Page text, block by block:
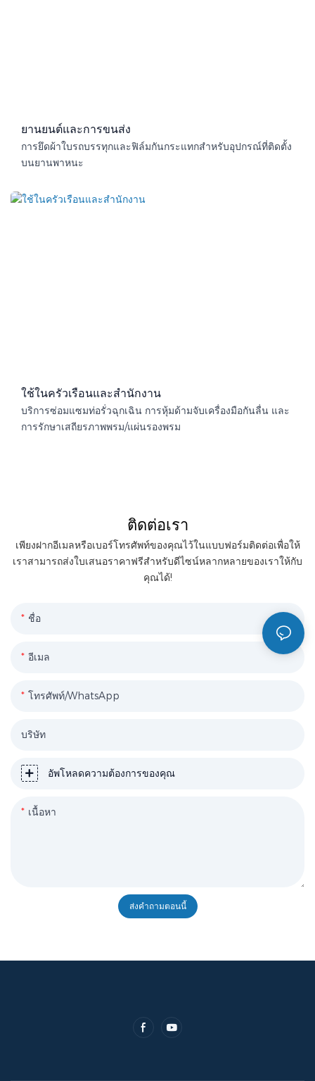
ยานยนต์และการขนส่ง​
การยึดผ้าใบรถบรรทุกและฟิล์มกันกระแทกสำหรับอุปกรณ์ที่ติดตั้ง
บนยานพาหนะ
ใช้ในครัวเรือนและสำนักงาน​
บริการซ่อมแซมท่อรั่วฉุกเฉิน การหุ้มด้ามจับเครื่องมือกันลื่น และ
การรักษาเสถียรภาพพรม/แผ่นรองพรม
ติดต่อเรา
เพียงฝากอีเมลหรือเบอร์โทรศัพท์ของคุณไว้ในแบบฟอร์มติดต่อเพื่อให้
เราสามารถส่งใบเสนอราคาฟรีสำหรับดีไซน์หลากหลายของเราให้กับ
คุณได้!
ชื่อ
อีเมล
โทรศัพท์/WhatsApp
บริษัท
อัพโหลดความต้องการของคุณ
เนื้อหา
ส่งคำถามตอนนี้